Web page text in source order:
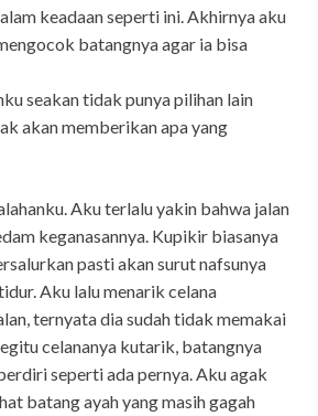
keadaan seperti ini. Akhirnya aku
batangnya agar ia bisa
seakan tidak punya pilihan lain
akan memberikan apa yang
Aku terlalu yakin bahwa jalan
keganasannya. Kupikir biasanya
pasti akan surut nafsunya
Aku lalu menarik celana
ternyata dia sudah tidak memakai
celananya kutarik, batangnya
seperti ada pernya. Aku agak
batang ayah yang masih gagah